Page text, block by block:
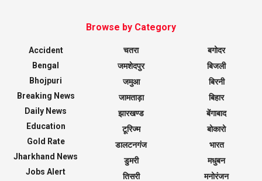
Browse by Category
Accident
Bengal
Bhojpuri
Breaking News
Daily News
Education
Gold Rate
Jharkhand News
Jobs Alert
चतरा
जमशेदपुर
जमुआ
जामताड़ा
झारखण्ड
टूरिज्म
डालटनगंज
डुमरी
तिसरी
बगोदर
बिजली
बिरनी
बिहार
बेंगाबाद
बोकारो
भारत
मधुबन
मनोरंजन